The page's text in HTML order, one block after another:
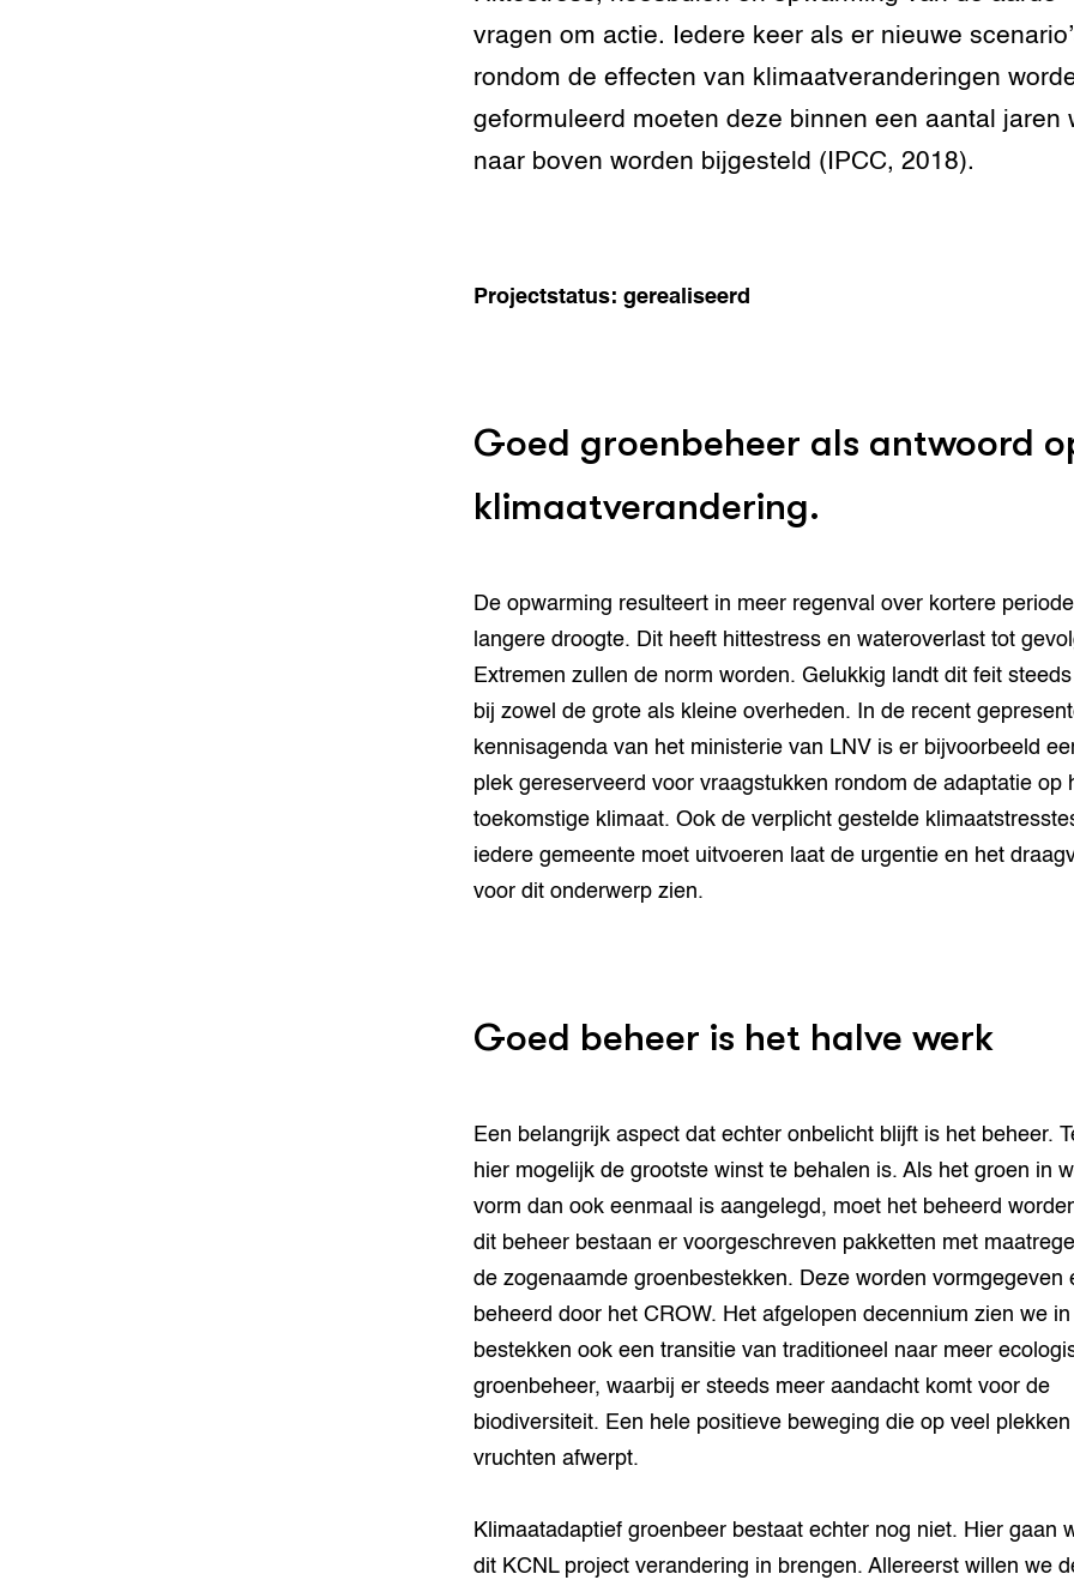
vragen om actie. Iedere keer als er nieuwe
rondom de effecten van klimaatveranderingen
geformuleerd moeten deze binnen een aantal jaren
naar boven worden bijgesteld (IPCC, 2018).
Projectstatus: gerealiseerd
Goed groenbeheer als antwoord
klimaatverandering.
De opwarming resulteert in meer regenval over kortere
langere droogte. Dit heeft hittestress en wateroverlast tot
Extremen zullen de norm worden. Gelukkig landt dit feit
bij zowel de grote als kleine overheden. In de recent
kennisagenda van het ministerie van LNV is er bijvoorbeeld
plek gereserveerd voor vraagstukken rondom de adaptatie op
toekomstige klimaat. Ook de verplicht gestelde
iedere gemeente moet uitvoeren laat de urgentie en het
voor dit onderwerp zien.
Goed beheer is het halve werk
Een belangrijk aspect dat echter onbelicht blijft is het beheer.
hier mogelijk de grootste winst te behalen is. Als het groen in
vorm dan ook eenmaal is aangelegd, moet het beheerd
dit beheer bestaan er voorgeschreven pakketten met
de zogenaamde groenbestekken. Deze worden vormgegeven
beheerd door het CROW. Het afgelopen decennium zien we
bestekken ook een transitie van traditioneel naar meer
groenbeheer, waarbij er steeds meer aandacht komt voor de
biodiversiteit. Een hele positieve beweging die op veel plekken
vruchten afwerpt.
Klimaatadaptief groenbeer bestaat echter nog niet. Hier gaan
dit KCNL project verandering in brengen. Allereerst willen we